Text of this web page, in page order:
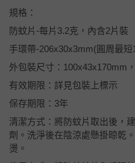
規格：
防蚊片-每片3.2克，內含2片裝
手環帶-206x30x3mm(圓周最
外包裝尺寸：
有效期限：詳見包裝上標示
保存期限：3年
清潔方式：將防蚊片取出後，
劑。洗淨後在陰涼處懸掛晾乾
燙。